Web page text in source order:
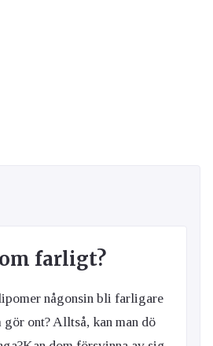
farligt?
någonsin bli farligare
gör ont? Alltså, kan man dö